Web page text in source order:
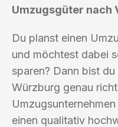
Umzugsgüter nach
Du planst einen
und möchtest dabei
sparen? Dann bist
Würzburg genau
einen qualitativ